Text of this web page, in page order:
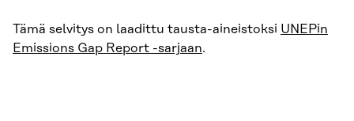
Tämä selvitys on laadittu tausta-aineistoksi UNEPin
Emissions Gap Report -sarjaan.